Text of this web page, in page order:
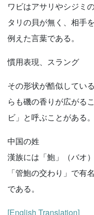
ワビはアサリやシジミ
タリの貝が無く、相手
例えた言葉である。
慣用表現、スラング
その形状が酷似してい
らも磯の香りが広がる
ビ」と呼ぶことがある。
中国の姓
漢族には「鮑」（バオ
「管鮑の交わり」で有
である。
[English Translation]